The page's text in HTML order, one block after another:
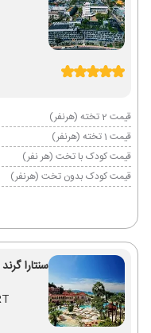
قیمت 2 تخته (هرنفر)
قیمت 1 تخته (هرنفر)
قیمت کودک با تخت (هر نفر)
قیمت کودک بدون تخت (هرنفر)
سنتارا